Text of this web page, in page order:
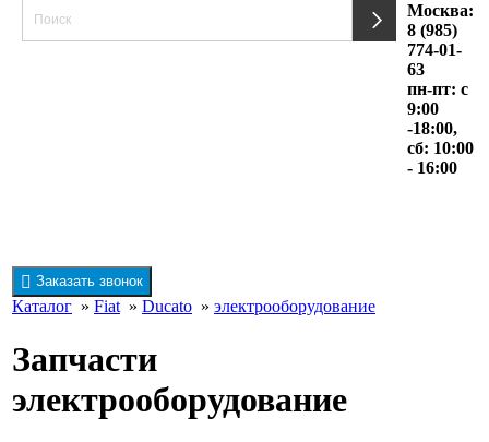
Москва:
8 (985)
774-01-
63
пн-пт: с
9:00
-18:00,
сб: 10:00
- 16:00
Заказать звонок
Каталог » Fiat » Ducato » электрооборудование
Запчасти
электрооборудование